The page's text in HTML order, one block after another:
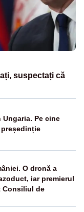
suspectați că
Pe cine
președinție
O dronă a
iar premierul
Consiliul de